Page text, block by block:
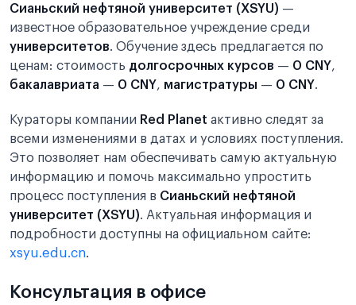
Сианьский нефтяной университет (XSYU) —
известное образовательное учреждение среди
университетов. Обучение здесь предлагается по
ценам: стоимость долгосрочных курсов — 0 CNY,
бакалавриата — 0 CNY, магистратуры — 0 CNY.
Кураторы компании Red Planet активно следят за
всеми изменениями в датах и условиях поступления.
Это позволяет нам обеспечивать самую актуальную
информацию и помочь максимально упростить
процесс поступления в Сианьский нефтяной
университет (XSYU). Актуальная информация и
подробности доступны на официальном сайте:
xsyu.edu.cn.
Консультация в офисе